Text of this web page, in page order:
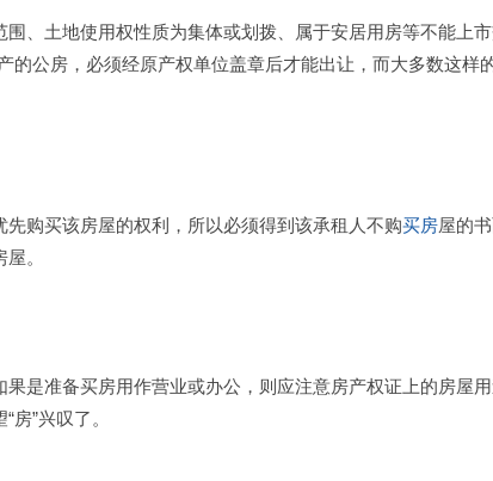
土地使用权性质为集体或划拨、属于安居用房等不能上
的公房，必须经原产权单位盖章后才能出让，而大多数这样
购买该房屋的权利，所以必须得到该承租人不购买房屋的
。
准备买房用作营业或办公，则应注意房产权证上的房屋
”兴叹了。